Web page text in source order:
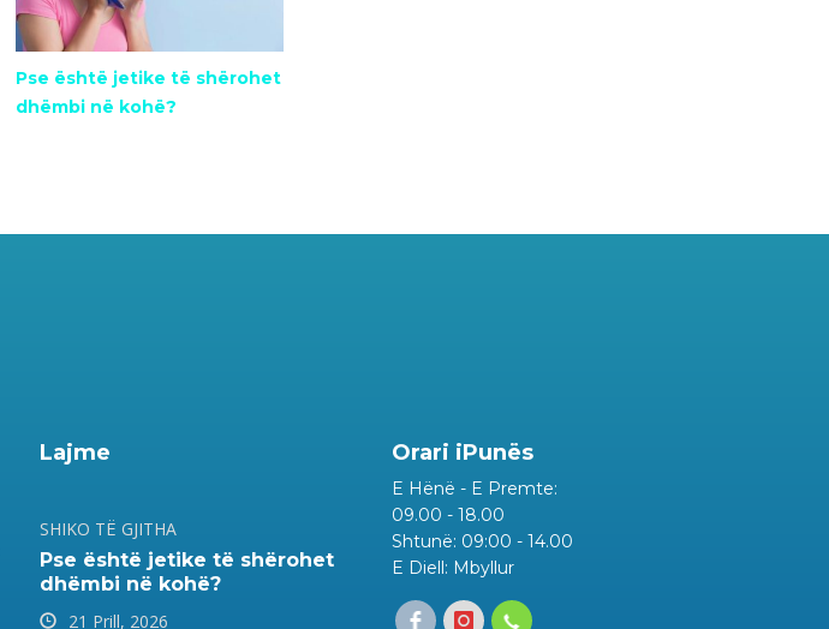
Pse është jetike të shërohet
dhëmbi në kohë?
Lajme
SHIKO TË GJITHA
Pse është jetike të shërohet
dhëmbi në kohë?
21 Prill, 2026
Orari iPunës
E Hënë - E Premte:
09.00 - 18.00
Shtunë: 09:00 - 14.00
E Diell: Mbyllur